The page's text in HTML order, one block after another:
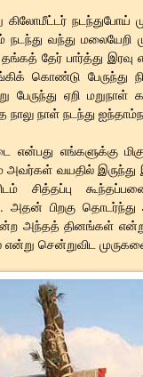
கிலோமீட்டர் நடந்துபோய்
நடந்து வந்து மலையேறி
தேர் பார்த்து இரவு
கொண்டு பேருந்து
பேருந்து ஏறி
நாள் நடந்து
என்பது எங்களுக்கு
வயதில் இருந்து
சித்தப்பு
அதன் பிறகு
அந்தத் தினங்கள்
என்று சென்றுவிட